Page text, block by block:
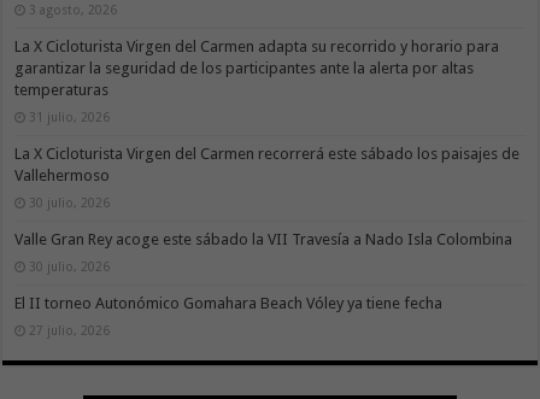
3 agosto, 2026
La X Cicloturista Virgen del Carmen adapta su recorrido y horario para
garantizar la seguridad de los participantes ante la alerta por altas
temperaturas
31 julio, 2026
La X Cicloturista Virgen del Carmen recorrerá este sábado los paisajes de
Vallehermoso
30 julio, 2026
Valle Gran Rey acoge este sábado la VII Travesía a Nado Isla Colombina
30 julio, 2026
El II torneo Autonómico Gomahara Beach Vóley ya tiene fecha
27 julio, 2026